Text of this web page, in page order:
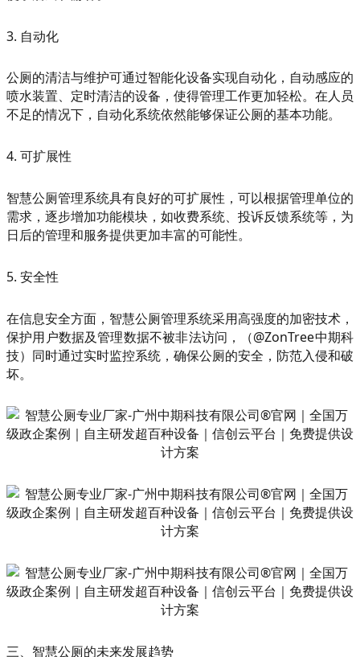
3. 自动化
公厕的清洁与维护可通过智能化设备实现自动化，自动感应的
喷水装置、定时清洁的设备，使得管理工作更加轻松。在人员
不足的情况下，自动化系统依然能够保证公厕的基本功能。
4. 可扩展性
智慧公厕管理系统具有良好的可扩展性，可以根据管理单位的
需求，逐步增加功能模块，如收费系统、投诉反馈系统等，为
日后的管理和服务提供更加丰富的可能性。
5. 安全性
在信息安全方面，智慧公厕管理系统采用高强度的加密技术，
保护用户数据及管理数据不被非法访问，（@ZonTree中期科
技）同时通过实时监控系统，确保公厕的安全，防范入侵和破
坏。
三、智慧公厕的未来发展趋势